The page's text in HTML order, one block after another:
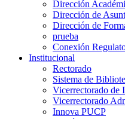
Dirección
Dirección de
Dirección de
prueba
Conexión
Institucional
Rectorado
Sistema de
Vicerrectorado de
Vicerrectorado
Innova PUCP